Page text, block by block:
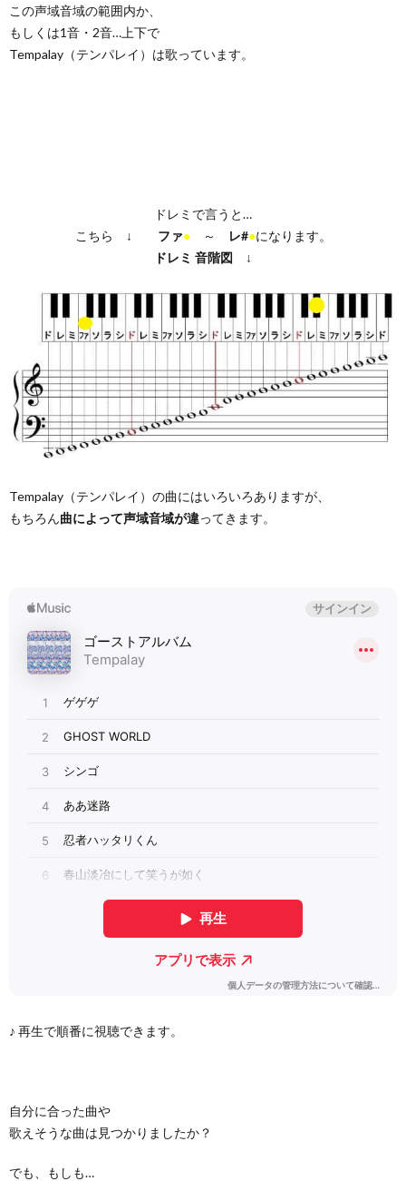
この声域音域の範囲内か、
もしくは1音・2音…上下で
Tempalay（テンパレイ）は歌っています。
ドレミで言うと…
こちら ↓ ファ●～ レ#●になります。
ドレミ 音階図 ↓
Tempalay（テンパレイ）の曲にはいろいろありますが、
もちろん曲によって声域音域が違ってきます。
♪ 再生で順番に視聴できます。
自分に合った曲や
歌えそうな曲は見つかりましたか？
でも、もしも…